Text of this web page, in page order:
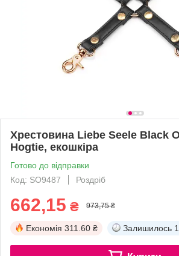
Хрестовина Liebe Seele Black
Hogtie, екошкіра
Готово до відправки
Код: SO9487
Роздріб
662,15 ₴ 973,75 ₴
Економія 311.60 ₴ Залишилось